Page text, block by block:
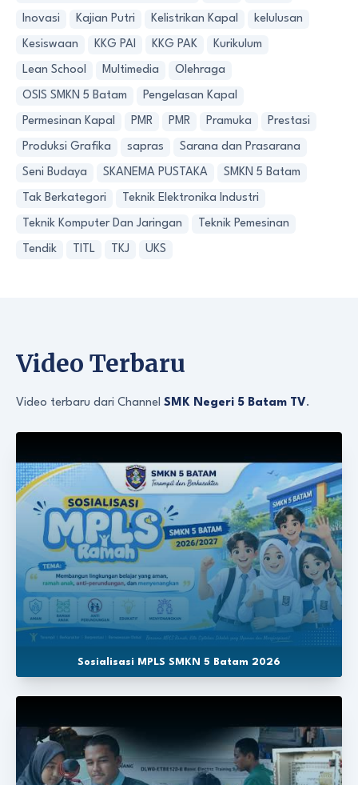
Inovasi Kajian Putri Kelistrikan Kapal kelulusan
Kesiswaan KKG PAI KKG PAK Kurikulum
Lean School Multimedia Olehraga
OSIS SMKN 5 Batam Pengelasan Kapal
Permesinan Kapal PMR PMR Pramuka Prestasi
Produksi Grafika sapras Sarana dan Prasarana
Seni Budaya SKANEMA PUSTAKA SMKN 5 Batam
Tak Berkategori Teknik Elektronika Industri
Teknik Komputer Dan Jaringan Teknik Pemesinan
Tendik TITL TKJ UKS
Video Terbaru
Video terbaru dari Channel SMK Negeri 5 Batam TV.
Sosialisasi MPLS SMKN 5 Batam 2026